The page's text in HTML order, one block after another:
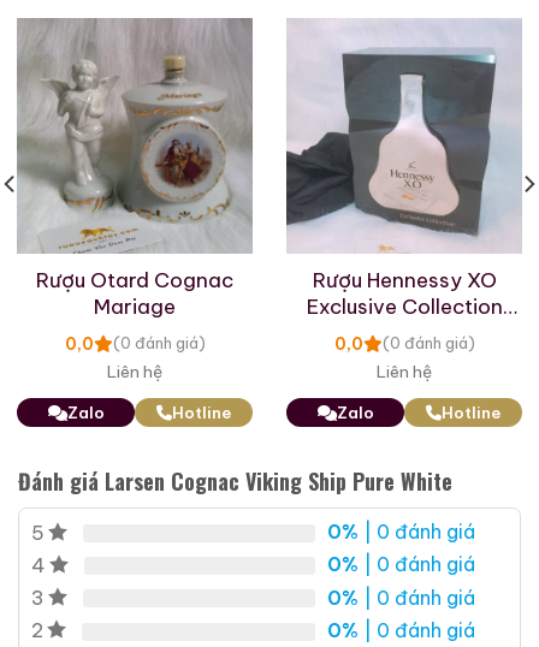
Roi Des Rois Cognac
Monalisa
700ml / 40%
4.250.000₫
Cognac Roi des Rois
Très Grande Fine
Champagne
700ml / 40%
0,0 (0 đánh giá)
Zalo Hotline
Giới Thiệu Một Số Mẫu Rượu Brandy
Rượu Otard Cognac
Mariage
0,0 (0 đánh giá)
Liên hệ
Zalo Hotline
Rượu Hennessy XO
Exclusive Collection
Limited Edition
0,0 (0 đánh giá)
Liên hệ
Zalo Hotline
Đánh giá Larsen Cognac Viking Ship Pure White
5 0% | 0 đánh giá
4
0% | 0 đánh giá
3
0% | 0 đánh giá
2
0% | 0 đánh giá